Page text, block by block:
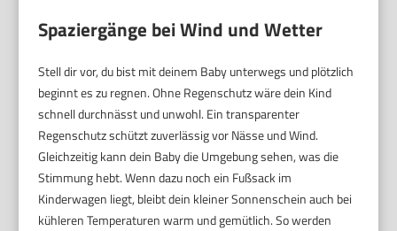
Spaziergänge bei Wind und Wetter
Stell dir vor, du bist mit deinem Baby unterwegs und plötzlich
beginnt es zu regnen. Ohne Regenschutz wäre dein Kind
schnell durchnässt und unwohl. Ein transparenter
Regenschutz schützt zuverlässig vor Nässe und Wind.
Gleichzeitig kann dein Baby die Umgebung sehen, was die
Stimmung hebt. Wenn dazu noch ein Fußsack im
Kinderwagen liegt, bleibt dein kleiner Sonnenschein auch bei
kühleren Temperaturen warm und gemütlich. So werden